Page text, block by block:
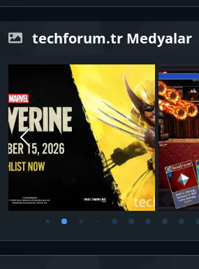
techforum.tr Medyalar